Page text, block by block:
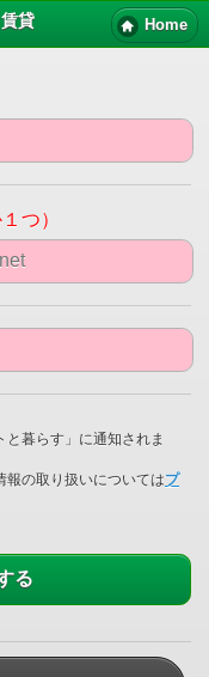
貸 Home
つ）
暮らす」に通知されま
報の取り扱いについてはプ
る